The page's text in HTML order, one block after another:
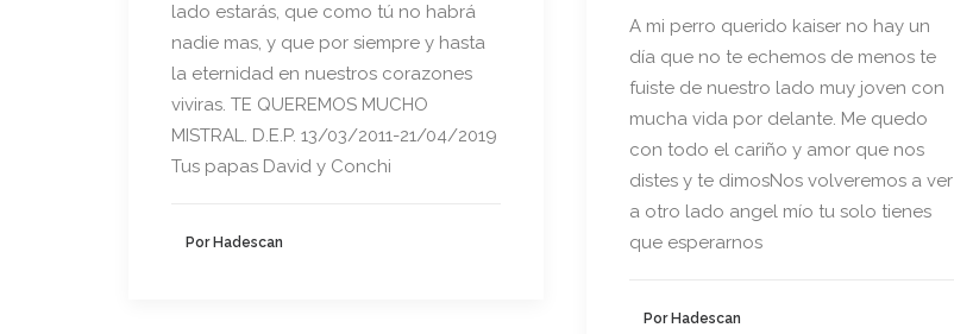
lado estarás, que como tú no habrá
nadie mas, y que por siempre y hasta
la eternidad en nuestros corazones
viviras. TE QUEREMOS MUCHO
MISTRAL. D.E.P. 13/03/2011-21/04/2019
Tus papas David y Conchi
Por Hadescan
A mi perro querido kaiser no hay un
día que no te echemos de menos te
fuiste de nuestro lado muy joven con
mucha vida por delante. Me quedo
con todo el cariño y amor que nos
distes y te dimosNos volveremos a ver
a otro lado angel mío tu solo tienes
que esperarnos
Por Hadescan